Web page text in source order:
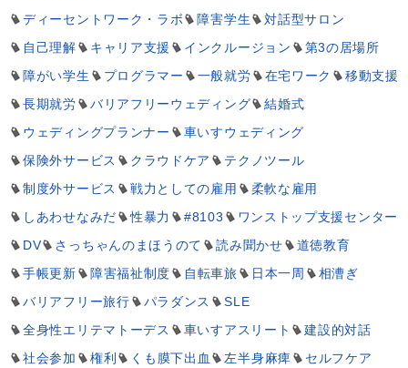
ディーセントワーク・ラボ
障害学生
対話型サロン
自己理解
キャリア支援 インクルージョン
第3の居場所
障がい学生
プログラマー 一般就労 在宅ワーク
移動支援
長期就労
バリアフリーウェディング
結婚式
ウェディングプランナー
車いすウェディング
保険外サービス
クラウドケア
テクノツール
制度外サービス
戦力としての雇用
柔軟な雇用
しあわせなみだ
性暴力 #8103
ワンストップ支援センター
DV
さっちゃんのまほうのて 読み聞かせ
道徳教育
手帳更新
障害福祉制度 自転車旅 日本一周
相漕ぎ
バリアフリー旅行
パラダンス
SLE
全身性エリテマトーデス
車いすアスリート
建設的対話
社会参加
権利 くも膜下出血 左半身麻痺
セルフケア